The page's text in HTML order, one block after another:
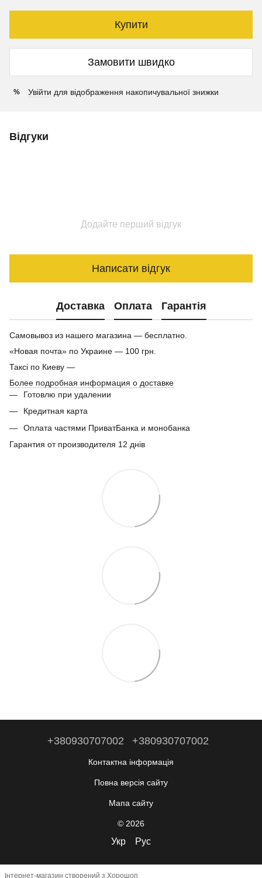
Купити
Замовити швидко
% Увійти для відображення накопичувальної знижки
Відгуки
Додайте перший відгук
Написати відгук
Доставка Оплата Гарантія
Самовывоз из нашего магазина — бесплатно.
«Новая почта» по Украине — 100 грн.
Таксі по Киеву —
Более подробная информация о доставке
Готовлю при удалении
Кредитная карта
Оплата частями ПриватБанка и монобанка
Гарантия от производителя 12 днів
+380930707002 +380930707002
Контактна інформація
Повна версія сайту
Мапа сайту
© 2026
Укр Рус
Інтернет-магазин створений з Хорошоп